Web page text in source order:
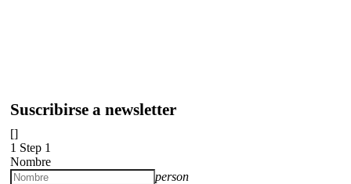
Suscribirse a newsletter
[]
1 Step 1
Nombre
person